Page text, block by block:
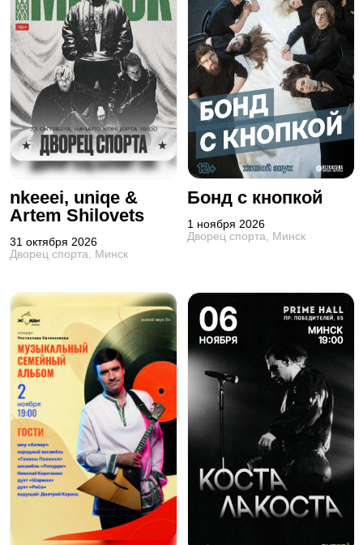
nkeeei, uniqe &
Artem Shilovets
31 октября 2026
Дворец спорта, Минск
Бонд с кнопкой
1 ноября 2026
Дворец спорта, Минск